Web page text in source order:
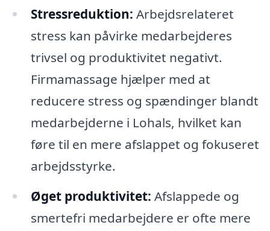
Stressreduktion: Arbejdsrelateret
stress kan påvirke medarbejderes
trivsel og produktivitet negativt.
Firmamassage hjælper med at
reducere stress og spændinger blandt
medarbejderne i Lohals, hvilket kan
føre til en mere afslappet og fokuseret
arbejdsstyrke.
Øget produktivitet: Afslappede og
smertefri medarbejdere er ofte mere